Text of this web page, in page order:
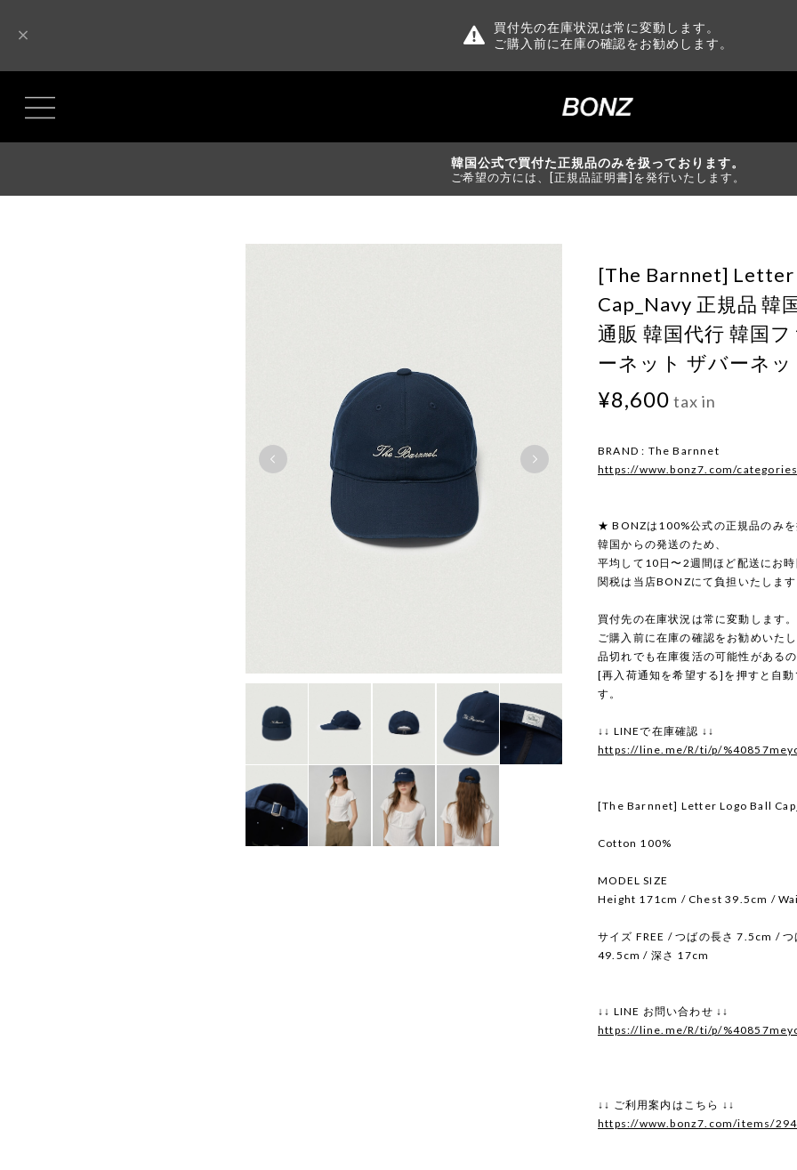
買付先の在庫状況は常に変動します。
ご購入前に在庫の確認をお勧めします。
韓国公式で買付た正規品のみを扱っております。
ご希望の方には、[正規品証明書]を発行いたします。
[The Barnnet] Letter
Cap_Navy 正規品 韓
通販 韓国代行 韓国
ーネット ザバーネッ
¥8,600 tax in
BRAND : The Barnnet
https://www.bonz7.com/
★ BONZは100%公式の正規品のみを
韓国からの発送のため、
平均して10日〜2週間ほど配送にお時
関税は当店BONZにて負担いたします
買付先の在庫状況は常に変動します。
ご購入前に在庫の確認をお勧めいたし
品切れでも在庫復活の可能性がある
[再入荷通知を希望する]を押すと自動
す。
↓↓ LINEで在庫確認 ↓↓
https://line.me/R/ti/p/
[The Barnnet] Letter Logo Ball
Cotton 100%
MODEL SIZE
Height 171cm / Chest 39.5cm /
サイズ FREE / つばの長さ 7.5cm /
49.5cm / 深さ 17cm
↓↓ LINE お問い合わせ ↓↓
https://line.me/R/ti/p/
↓↓ ご利用案内はこちら ↓↓
https://www.bonz7.com/items/